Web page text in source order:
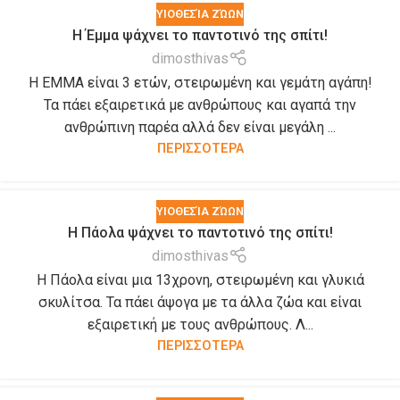
ΥΙΟΘΕΣΊΑ ΖΏΩΝ
H Έμμα ψάχνει το παντοτινό της σπίτι!
dimosthivas
Η ΕΜΜΑ είναι 3 ετών, στειρωμένη και γεμάτη αγάπη!
Τα πάει εξαιρετικά με ανθρώπους και αγαπά την
ανθρώπινη παρέα αλλά δεν είναι μεγάλη ...
ΠΕΡΙΣΣΟΤΕΡΑ
ΥΙΟΘΕΣΊΑ ΖΏΩΝ
Η Πάολα ψάχνει το παντοτινό της σπίτι!
dimosthivas
Η Πάολα είναι μια 13χρονη, στειρωμένη και γλυκιά
σκυλίτσα. Τα πάει άψογα με τα άλλα ζώα και είναι
εξαιρετική με τους ανθρώπους. Λ...
ΠΕΡΙΣΣΟΤΕΡΑ